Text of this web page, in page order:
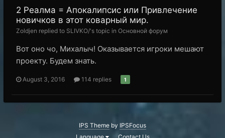
2 Реалма = Апокалипсис или Привлечение
новичков в этот коварный мир.
Zoldjen replied to SLIVKO/'s topic in Основной форум
Вот оно чо, Михалыч! Оказывается игроки мешают
проекту. Будем знать.
August 3, 2016 114 replies 1
IPS Theme by IPSFocus